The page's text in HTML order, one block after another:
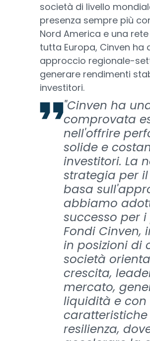
società di livello
presenza sempre più
Nord America e una
tutta Europa, Cinven ha
approccio regionale-
generare rendimenti
investitori.
"Cinven ha
comprovata
nell'offrire
solide e
investitori. La
strategia per
basa
abbiamo
successo per
Fondi Cinven,
in posizioni di
società
crescita,
mercato,
liquidità e con
resilienza,